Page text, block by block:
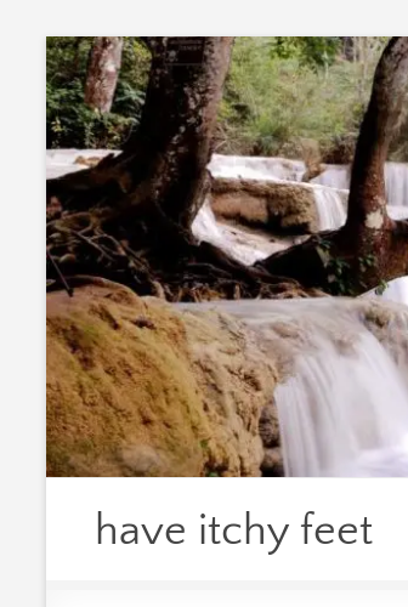
Zum
Inhalt
springen
have itchy feet